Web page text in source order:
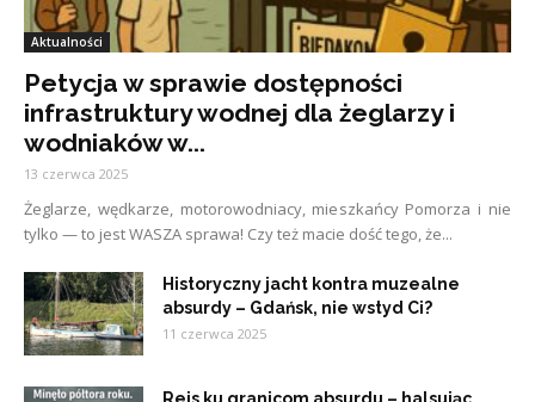
Aktualności
Petycja w sprawie dostępności
infrastruktury wodnej dla żeglarzy i
wodniaków w...
13 czerwca 2025
Żeglarze, wędkarze, motorowodniacy, mieszkańcy Pomorza i nie
tylko — to jest WASZA sprawa! Czy też macie dość tego, że...
Historyczny jacht kontra muzealne
absurdy – Gdańsk, nie wstyd Ci?
11 czerwca 2025